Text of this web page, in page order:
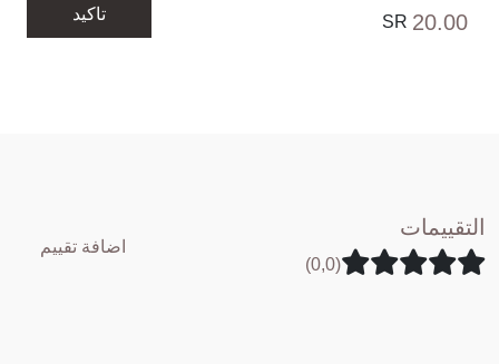
20.00
SR تاكيد
التقييمات
(0,0)
اضافة تقييم